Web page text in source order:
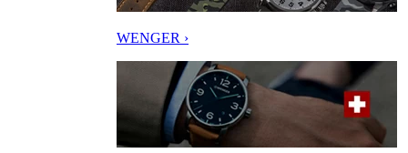
WENGER ›